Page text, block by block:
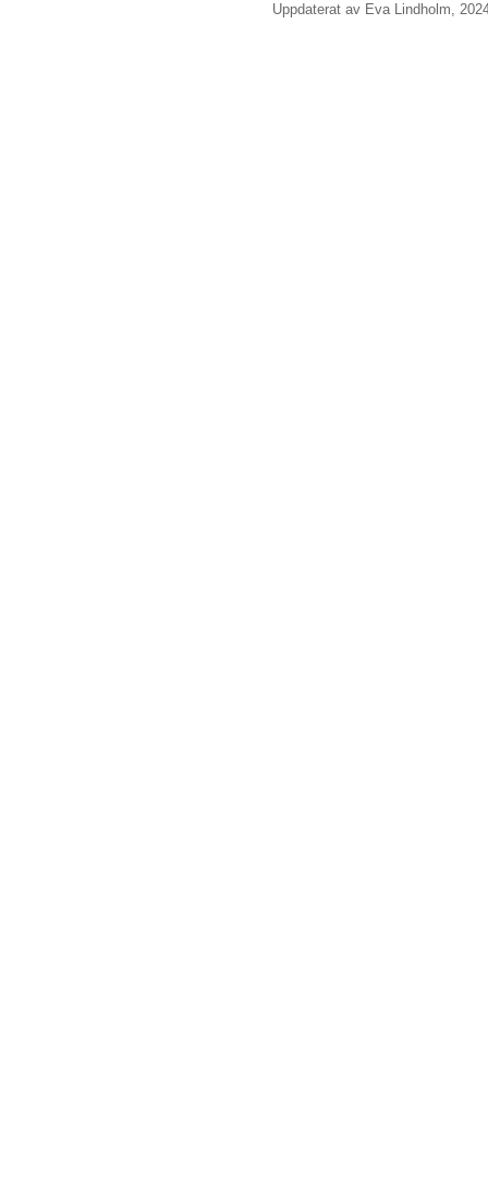
Uppdaterat av Eva Lindholm,